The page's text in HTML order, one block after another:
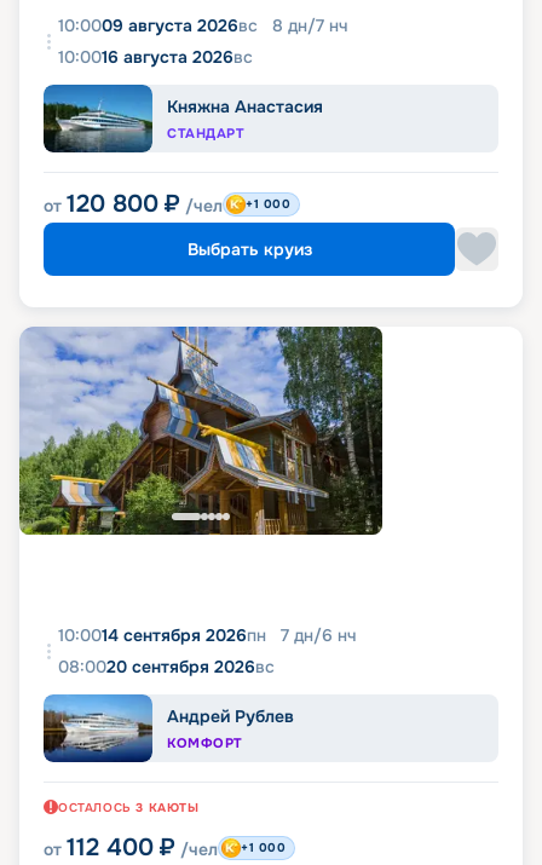
10:0009 августа 2026вс 8 дн/7 нч
10:0016 августа 2026вс
Княжна Анастасия
СТАНДАРТ
от 120 800 ₽ /чел +1 000
Выбрать круиз
10:0014 сентября 2026пн 7 дн/6 нч
08:0020 сентября 2026вс
Андрей Рублев
КОМФОРТ
ОСТАЛОСЬ 3 КАЮТЫ
от 112 400 ₽ /чел +1 000